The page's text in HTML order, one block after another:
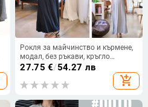
Рокля за майчинство и кърмене,
модал, без ръкави, кръгло
деколте, A-линия
27.75 €/54.27 лв
add_shopping_cart